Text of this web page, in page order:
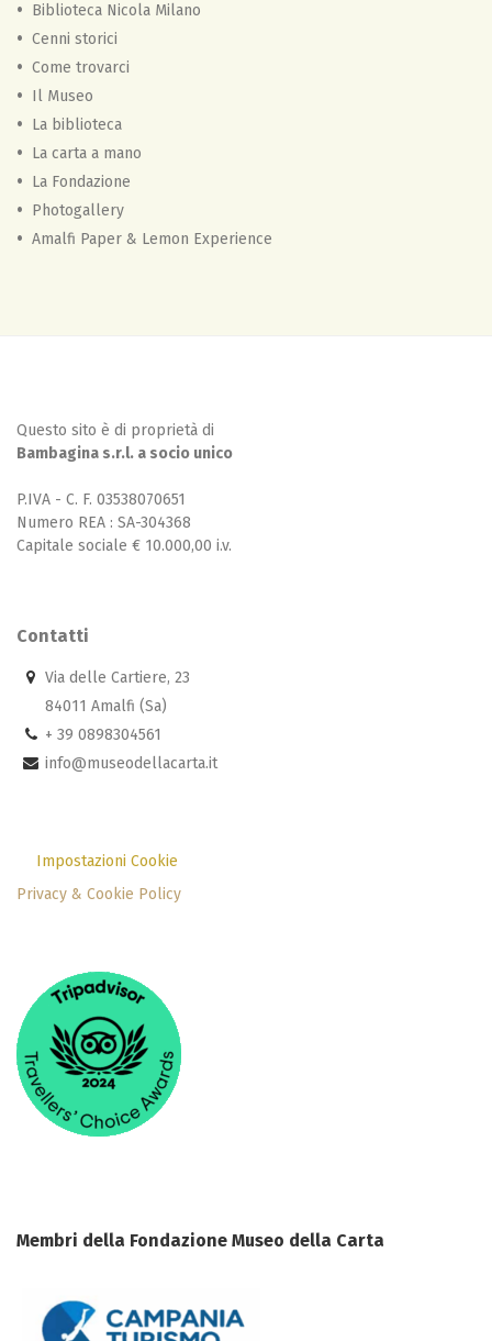
Biblioteca Nicola Milano
Cenni storici
Come trovarci
Il Museo
La biblioteca
La carta a mano
La Fondazione
Photogallery
Amalfi Paper & Lemon Experience
Questo sito è di proprietà di
Bambagina s.r.l. a socio unico
P.IVA - C. F. 03538070651
Numero REA : SA-304368
Capitale sociale € 10.000,00 i.v.
Contatti
Via delle Cartiere, 23
84011 Amalfi (Sa)
+ 39 0898304561
info@museodellacarta.it
Impostazioni Cookie
Privacy & Cookie Policy
Membri della Fondazione Museo della Carta